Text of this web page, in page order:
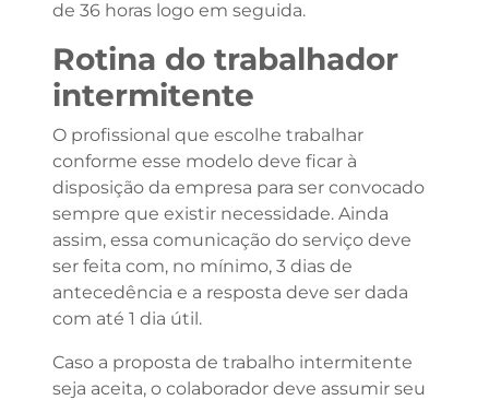
de 36 horas logo em seguida.
Rotina do trabalhador
intermitente
O profissional que escolhe trabalhar
conforme esse modelo deve ficar à
disposição da empresa para ser convocado
sempre que existir necessidade. Ainda
assim, essa comunicação do serviço deve
ser feita com, no mínimo, 3 dias de
antecedência e a resposta deve ser dada
com até 1 dia útil.
Caso a proposta de trabalho intermitente
seja aceita, o colaborador deve assumir seu